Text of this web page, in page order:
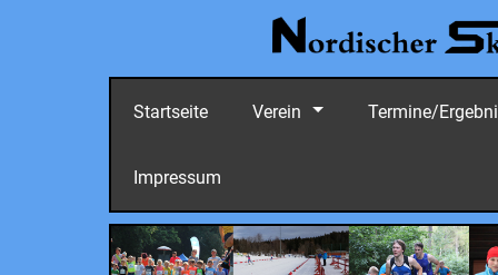
Startseite Verein Termine/
Impressum